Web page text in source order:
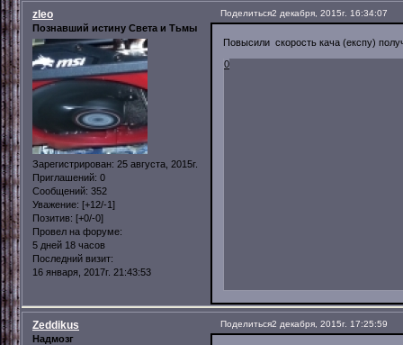
Поделиться2 декабря, 2015г. 16:34:07
zleo
Познавший истину Света и Тьмы
Зарегистрирован: 25 августа, 2015г.
Приглашений: 0
Сообщений: 352
Уважение: [+12/-1]
Позитив: [+0/-0]
Провел на форуме:
5 дней 18 часов
Последний визит:
16 января, 2017г. 21:43:53
Повысили скорость кача (експу)
0
Поделиться2 декабря, 2015г. 17:25:59
Zeddikus
Надмозг